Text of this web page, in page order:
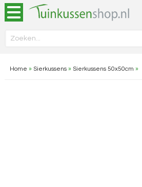
Home » Sierkussens» Sierkussens 50x50cm »